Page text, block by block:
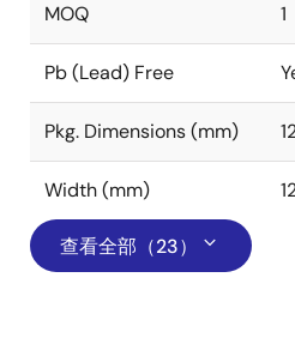
MOQ 1
Pb (Lead) Free
Pkg. Dimensions (mm)
Width (mm)
查看全部（23）